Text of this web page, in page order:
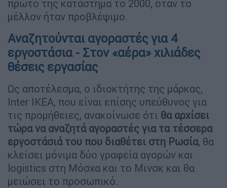
πρώτο της κατάστημα το 2000, όταν το
μέλλον ήταν προβλέψιμο.
Αναζητούνται αγοραστές για 4
εργοστάσια - Στον «αέρα» χιλιάδες
θέσεις εργασίας
Ως αποτέλεσμα, ο ιδιοκτήτης της μάρκας,
Inter IKEA, που είναι επίσης υπεύθυνος για
τις προμήθειες, ανακοίνωσε ότι θα αρχίσει
τώρα να αναζητά αγοραστές για τα τέσσερα
εργοστάσιά του που διαθέτει στη Ρωσία, θα
κλείσει μόνιμα δύο γραφεία αγορών και
logistics στη Μόσχα και το Μινσκ και θα
μειώσει το προσωπικό.